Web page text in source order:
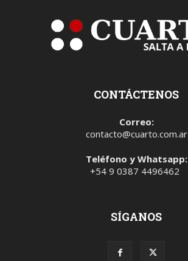
CONTÁCTENOS
Correo:
contacto@cuarto.com.ar
Teléfono y Whatsapp:
+54 9 0387 4496462
SÍGANOS